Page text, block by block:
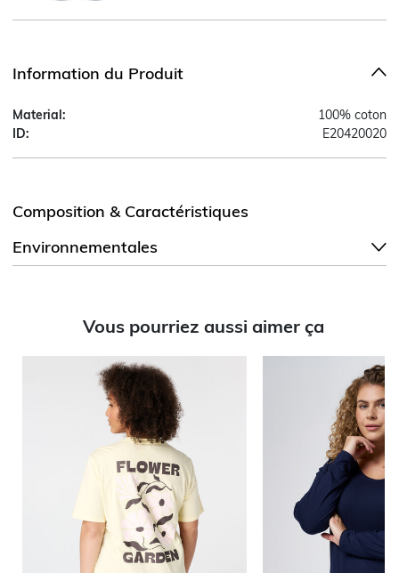
Information du Produit
Material:
100% coton
ID:
E20420020
Composition & Caractéristiques
Environnementales
Vous pourriez aussi aimer ça